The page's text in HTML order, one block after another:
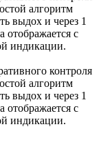
алгоритм
выдох и через 1
отображается с
индикации.
контроля
алгоритм
выдох и через 1
отображается с
индикации.